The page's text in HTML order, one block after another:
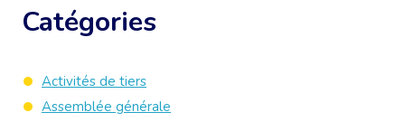
Catégories
Activités de tiers
Assemblée générale